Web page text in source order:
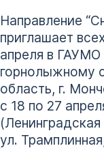
Направление
приглашает
апреля в
горнолыжному
область, г.
с 18 по 27
ул.